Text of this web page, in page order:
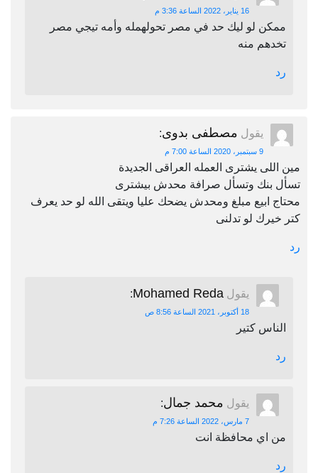
16 يناير، 2022 الساعة 3:36 م
ممكن لو ليك حد في مصر تحولهمله وأمه تيجي مصر
تخدهم منه
رد
يقول مصطفى بدوى:
9 سبتمبر، 2020 الساعة 7:00 م
مين اللى يشترى العمله العراقى الجديدة
تسأل بنك وتسأل صرافة محدش بيشترى
محتاج ابيع مبلغ ومحدش يضحك عليا ويتقى الله لو حد يعرف
كتر خيرك لو تدلنى
رد
يقول Mohamed Reda
:
18 أكتوبر، 2021 الساعة 8:56 ص
الناس كتير
رد
يقول محمد جمال:
7 مارس، 2022 الساعة 7:26 م
من اي محافظة انت
رد